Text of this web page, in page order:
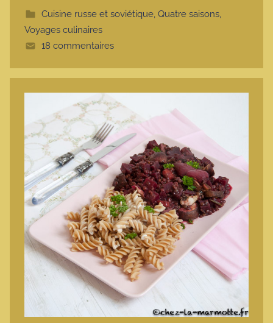
t
Cuisine russe et soviétique, Quatre saisons,
Voyages culinaires
18 commentaires